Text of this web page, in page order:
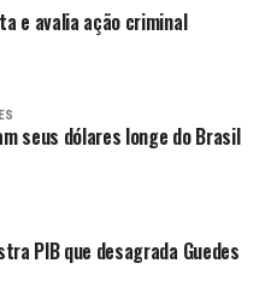
e avalia ação criminal
seus dólares longe do Brasil
PIB que desagrada Guedes